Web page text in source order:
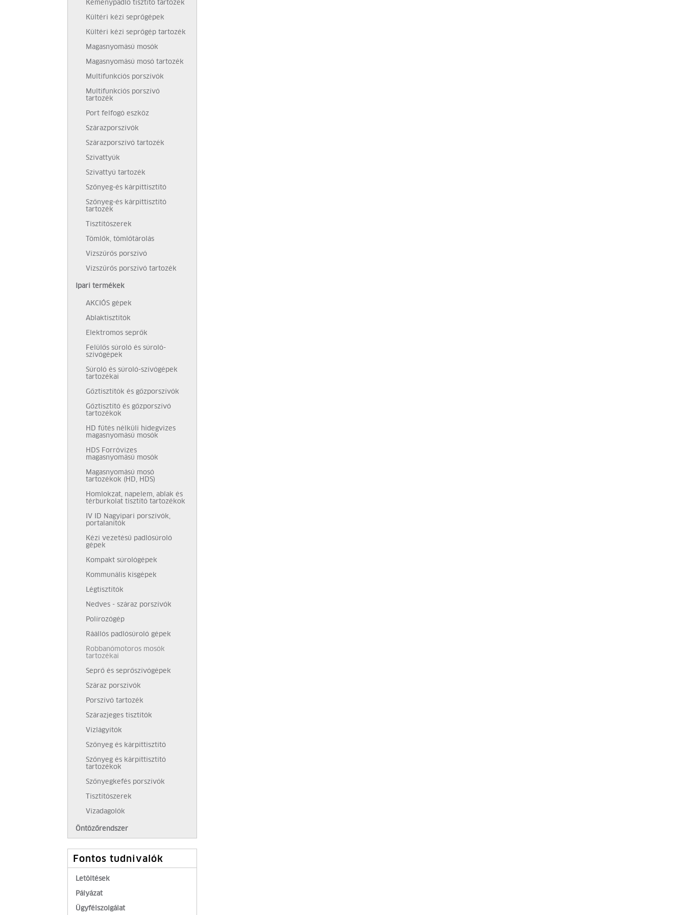
Keménypadló tisztító tartozék
Kültéri kézi seprőgépek
Kültéri kézi seprőgép tartozék
Magasnyomású mosók
Magasnyomású mosó tartozék
Multifunkciós porszívók
Multifunkciós porszívó
tartozék
Port felfogó eszköz
Szárazporszívók
Szárazporszívó tartozék
Szivattyúk
Szivattyú tartozék
Szőnyeg-és kárpittisztító
Szőnyeg-és kárpittisztító
tartozék
Tisztítószerek
Tömlők, tömlőtárolás
Vízszűrős porszívó
Vízszűrős porszívó tartozék
Ipari termékek
AKCIÓS gépek
Ablaktisztítók
Elektromos seprők
Felülős súroló és súroló-
szívógépek
Súroló és súroló-szívógépek
tartozékai
Gőztisztítók és gőzporszívók
Gőztisztító és gőzporszívó
tartozékok
HD fűtés nélküli hidegvizes
magasnyomású mosók
HDS Forróvizes
magasnyomású mosók
Magasnyomású mosó
tartozékok (HD, HDS)
Homlokzat, napelem, ablak és
térburkolat tisztító tartozékok
IV ID Nagyipari porszívók,
portalanítók
Kézi vezetésű padlósúroló
gépek
Kompakt súrológépek
Kommunális kisgépek
Légtisztítók
Nedves - száraz porszívók
Polírozógép
Ráállós padlósúroló gépek
Robbanómotoros mosók
tartozékai
Seprő és seprőszívógépek
Száraz porszívók
Porszívó tartozék
Szárazjeges tisztítók
Vízlágyítók
Szőnyeg és kárpittisztító
Szőnyeg és kárpittisztító
tartozékok
Szőnyegkefés porszívók
Tisztítószerek
Vízadagolók
Öntözőrendszer
Fontos tudnivalók
Letöltések
Pályázat
Ügyfélszolgálat